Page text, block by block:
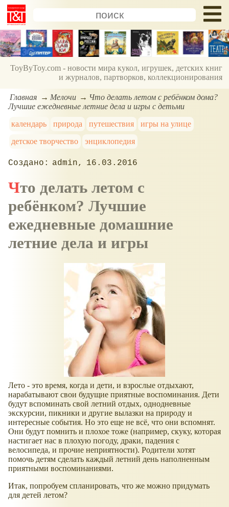
ToyByToy.com - новости мира кукол, игрушек, детских книг
и журналов, партворков, коллекционирования
Главная Мелочи
Что делать летом с ребёнком дома?
Лучшие ежедневные летние дела и игры с детьми
календарь
природа путешествия
игры на улице
детское творчество
энциклопедия
admin 16.03.2016
Что делать летом с
ребёнком? Лучшие
ежедневные домашние
летние дела и игры
Лето - это время, когда и дети, и взрослые отдыхают,
нарабатывают свои будущие приятные воспоминания. Дети
будут вспоминать свой летний отдых, однодневные
экскурсии, пикники и другие вылазки на природу и
интересные события. Но это еще не всё, что они вспомнят.
Они будут помнить и плохое тоже (например, скуку, которая
настигает нас в плохую погоду, драки, падения с
велосипеда, и прочие неприятности). Родители хотят
помочь детям сделать каждый летний день наполненным
приятными воспоминаниями.
Итак, попробуем спланировать, что же можно придумать
для детей летом?